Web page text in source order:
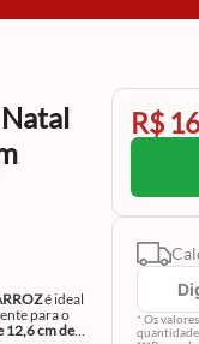
é ideal
para o
12,6 cm de
R$
* Os